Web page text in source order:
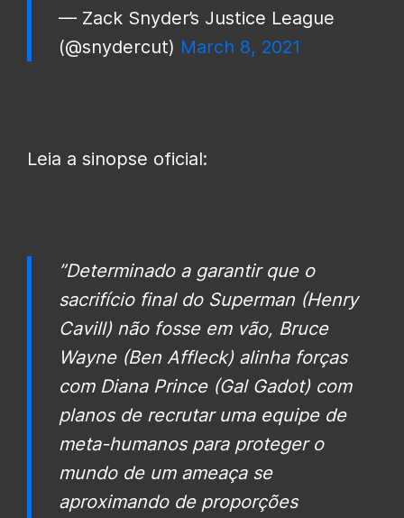
— Zack Snyder’s Justice League
(@snydercut) March 8, 2021
Leia a sinopse oficial:
”Determinado a garantir que o
sacrifício final do Superman (Henry
Cavill) não fosse em vão, Bruce
Wayne (Ben Affleck) alinha forças
com Diana Prince (Gal Gadot) com
planos de recrutar uma equipe de
meta-humanos para proteger o
mundo de um ameaça se
aproximando de proporções